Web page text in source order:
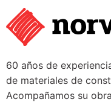
60 años de
de materiales de
Acompañamos su